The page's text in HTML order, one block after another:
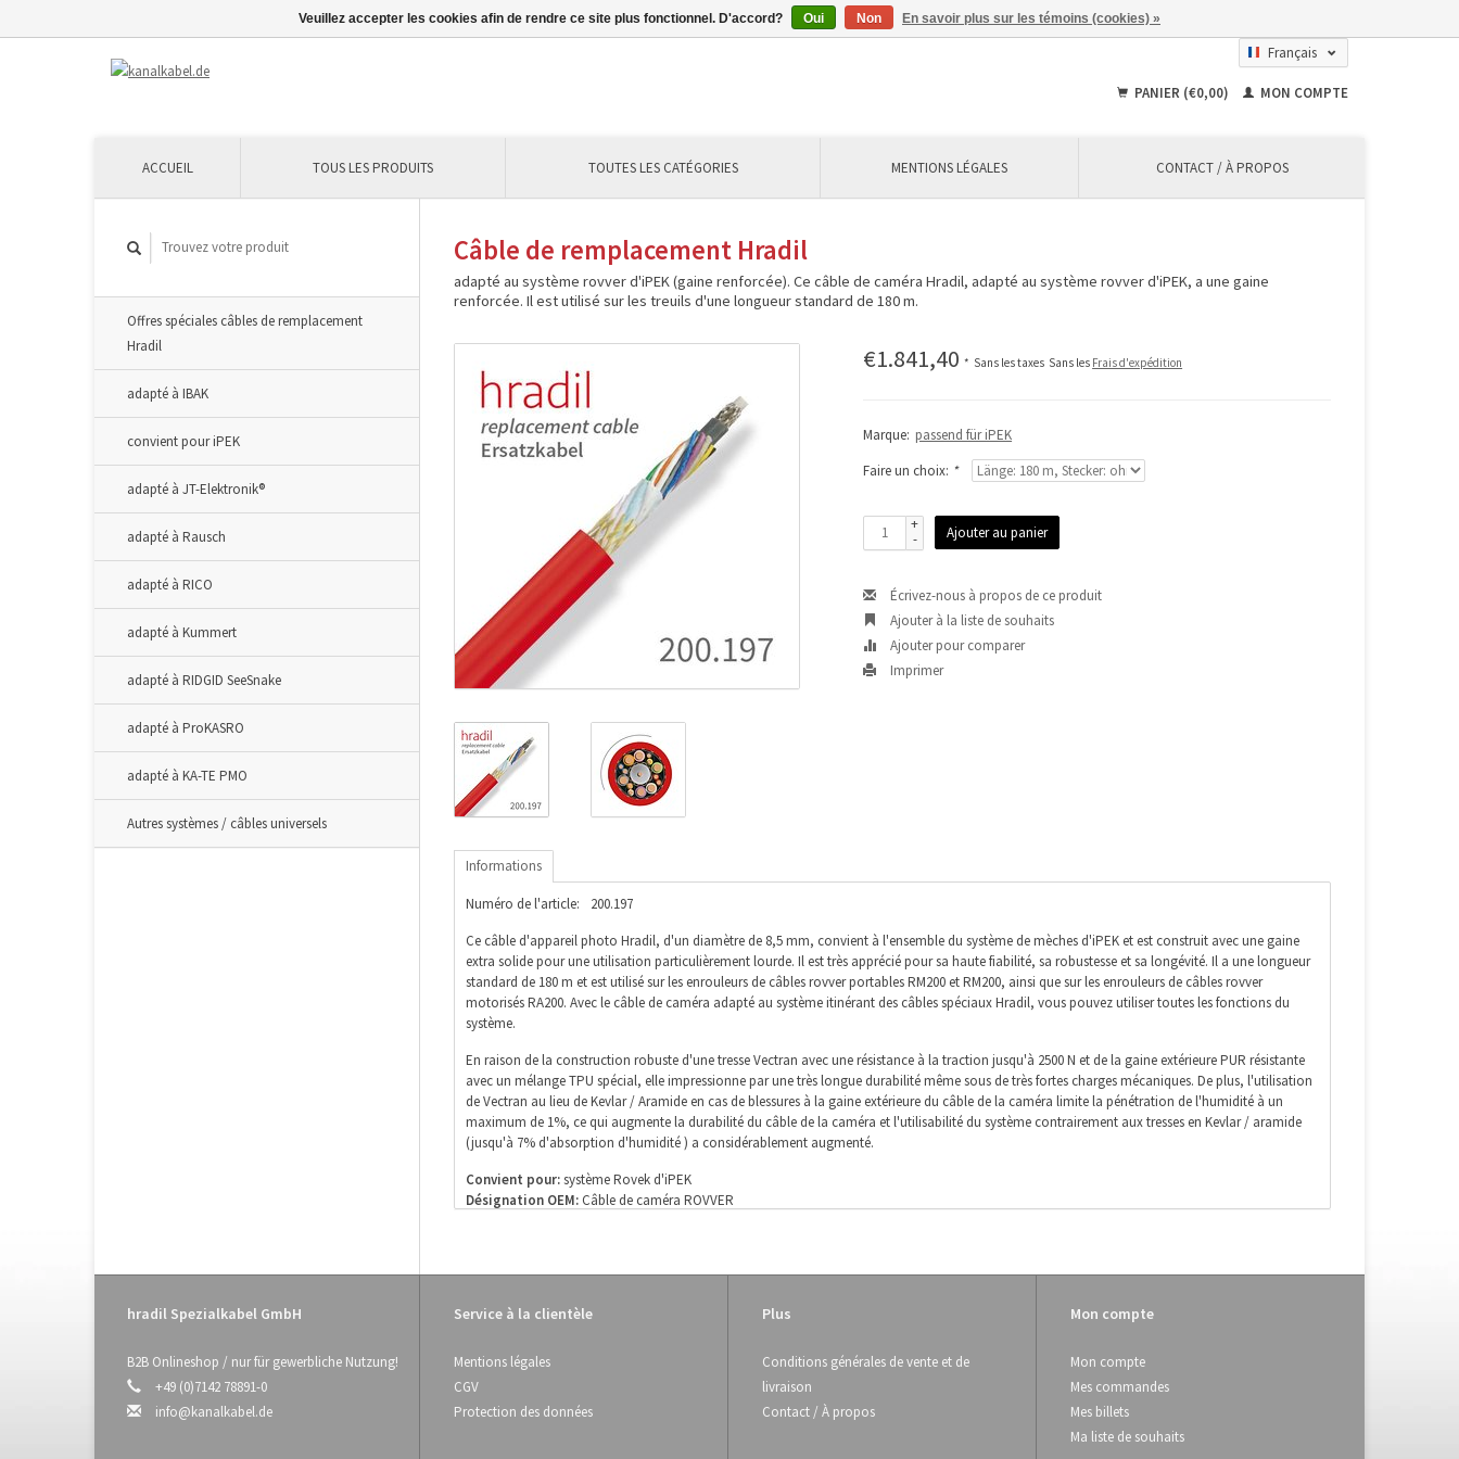
Français
English
PANIER (€0,00) MON COMPTE
ACCUEIL TOUS LES PRODUITS TOUTES LES CATÉGORIES MENTIONS LÉGALES CONTACT / À PROPOS
Offres spéciales câbles de remplacement
Hradil
adapté à IBAK
convient pour iPEK
adapté à JT-Elektronik®
adapté à Rausch
adapté à RICO
adapté à Kummert
adapté à RIDGID SeeSnake
adapté à ProKASRO
adapté à KA-TE PMO
Autres systèmes / câbles universels
Câble de remplacement Hradil
adapté au système rovver d'iPEK (gaine renforcée). Ce câble de caméra Hradil, adapté au système rovver d'iPEK, a une gaine
renforcée. Il est utilisé sur les treuils d'une longueur standard de 180 m.
€1.841,40* Sans les taxes Sans les Frais d'expédition
Marque: passend für iPEK
Faire un choix: *
+
-
Ajouter au panier
Écrivez-nous à propos de ce produit
Ajouter à la liste de souhaits
Ajouter pour comparer
Imprimer
Informations
Numéro de l'article:
200.197
Ce câble d'appareil photo Hradil, d'un diamètre de 8,5 mm, convient à l'ensemble du système de mèches d'iPEK et est construit avec une gaine
extra solide pour une utilisation particulièrement lourde. Il est très apprécié pour sa haute fiabilité, sa robustesse et sa longévité. Il a une longueur
standard de 180 m et est utilisé sur les enrouleurs de câbles rovver portables RM200 et RM200, ainsi que sur les enrouleurs de câbles rovver
motorisés RA200. Avec le câble de caméra adapté au système itinérant des câbles spéciaux Hradil, vous pouvez utiliser toutes les fonctions du
système.
En raison de la construction robuste d'une tresse Vectran avec une résistance à la traction jusqu'à 2500 N et de la gaine extérieure PUR résistante
avec un mélange TPU spécial, elle impressionne par une très longue durabilité même sous de très fortes charges mécaniques. De plus, l'utilisation
de Vectran au lieu de Kevlar / Aramide en cas de blessures à la gaine extérieure du câble de la caméra limite la pénétration de l'humidité à un
maximum de 1%, ce qui augmente la durabilité du câble de la caméra et l'utilisabilité du système contrairement aux tresses en Kevlar / aramide
(jusqu'à 7% d'absorption d'humidité ) a considérablement augmenté.
Convient pour:système Rovek d'iPEK
Désignation OEM: Câble de caméra ROVVER
Fibre optique:
non
info@kanalkabel.de
ou contactez-nous directement au Tél: +49 (0) 7142 78891-0
hradil Spezialkabel GmbH
B2B Onlineshop / nur für gewerbliche Nutzung!
+49 (0)7142 78891-0
info@kanalkabel.de
Service à la clientèle
Mentions légales
CGV
Protection des données
Plus
Conditions générales de vente et de
livraison
Contact / À propos
Mon compte
Mon compte
Mes commandes
Mes billets
Ma liste de souhaits
Veuillez accepter les cookies afin de rendre ce site plus fonctionnel. D'accord? Oui Non En savoir plus sur les témoins (cookies) »